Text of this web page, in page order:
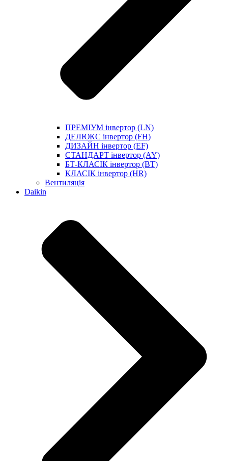
ПРЕМІУМ інвертор (LN)
ДЕЛЮКС інвертор (FH)
ДИЗАЙН інвертор (EF)
СТАНДАРТ інвертор (AY)
БТ-КЛАСІК інвертор (BT)
КЛАСІК інвертор (HR)
Вентиляція
Daikin